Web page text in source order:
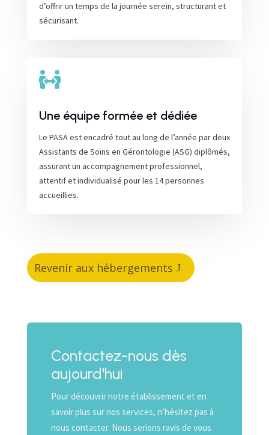
d’offrir un temps de la journée serein, structurant et
sécurisant.

Une équipe formée et dédiée
Le PASA est encadré tout au long de l’année par deux
Assistants de Soins en Gérontologie (ASG) diplômés,
assurant un accompagnement professionnel,
attentif et individualisé pour les 14 personnes
accueillies.
Revenir aux hébergements
Contactez-nous dès
aujourd'hui
Pour découvrir notre établissement et en
savoir plus sur nos services, n’hésitez pas à
nous contacter. Nous serions ravis de vous